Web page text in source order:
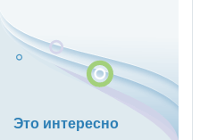
Это интересно